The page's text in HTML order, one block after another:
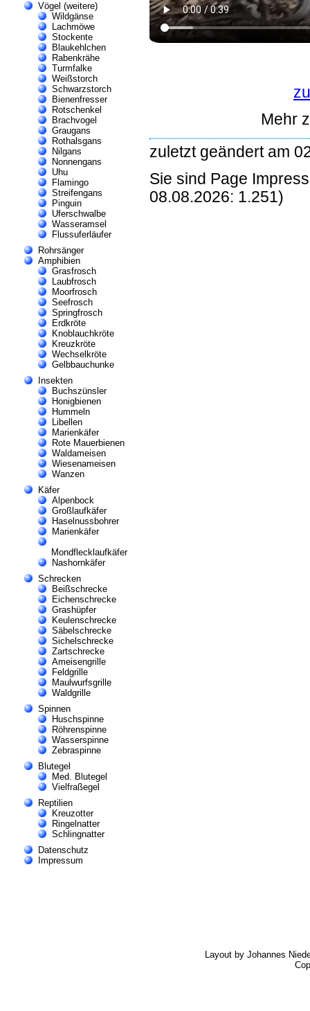
Vögel (weitere)
Wildgänse
Lachmöwe
Stockente
Blaukehlchen
Rabenkrähe
Turmfalke
Weißstorch
Schwarzstorch
Bienenfresser
Rotschenkel
Brachvogel
Graugans
Rothalsgans
Nilgans
Nonnengans
Uhu
Flamingo
Streifengans
Pinguin
Uferschwalbe
Wasseramsel
Flussuferläufer
Rohrsänger
Amphibien
Grasfrosch
Laubfrosch
Moorfrosch
Seefrosch
Springfrosch
Erdkröte
Knoblauchkröte
Kreuzkröte
Wechselkröte
Gelbbauchunke
Insekten
Buchszünsler
Honigbienen
Hummeln
Libellen
Marienkäfer
Rote Mauerbienen
Waldameisen
Wiesenameisen
Wanzen
Käfer
Alpenbock
Großlaufkäfer
Haselnussbohrer
Marienkäfer
Mondflecklaufkäfer
Nashornkäfer
Schrecken
Beißschrecke
Eichenschrecke
Grashüpfer
Keulenschrecke
Säbelschrecke
Sichelschrecke
Zartschrecke
Ameisengrille
Feldgrille
Maulwurfsgrille
Waldgrille
Spinnen
Huschspinne
Röhrenspinne
Wasserspinne
Zebraspinne
Blutegel
Med. Blutegel
Vielfraßegel
Reptilien
Kreuzotter
Ringelnatter
Schlingnatter
Datenschutz
Impressum
Mehr
zuletzt geändert am
Sie sind Page
08.08.2026: 1.251)
Layout by Johannes